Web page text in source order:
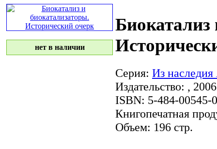
нет в наличии
Биокатализ
Серия: Из
Издательство: ,
ISBN: 5-484-00545-
Книгопечатная
Объем: 196 стр.